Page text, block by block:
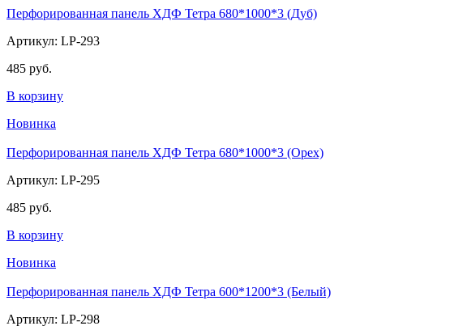
Перфорированная панель ХДФ Тетра 680*1000*3 (Дуб)
Артикул: LP-293
485 руб.
В корзину
Новинка
Перфорированная панель ХДФ Тетра 680*1000*3 (Орех)
Артикул: LP-295
485 руб.
В корзину
Новинка
Перфорированная панель ХДФ Тетра 600*1200*3 (Белый)
Артикул: LP-298